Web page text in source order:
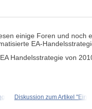
einige Foren und noch
EA-
Handelsstrategie von
Diskussion zum Artikel "Ein